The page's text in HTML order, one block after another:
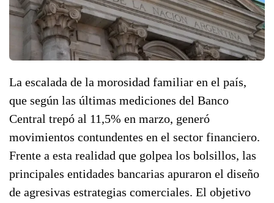
La escalada de la morosidad familiar en el país,
que según las últimas mediciones del Banco
Central trepó al 11,5% en marzo, generó
movimientos contundentes en el sector financiero.
Frente a esta realidad que golpea los bolsillos, las
principales entidades bancarias apuraron el diseño
de agresivas estrategias comerciales. El objetivo